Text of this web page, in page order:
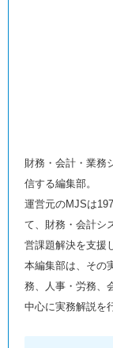
財務・会計・業務
信する編集部。
運営元のMJSは
て、財務・会計シ
営課題解決を支援
本編集部は、その
務、人事・労務、
中心に実務解説を